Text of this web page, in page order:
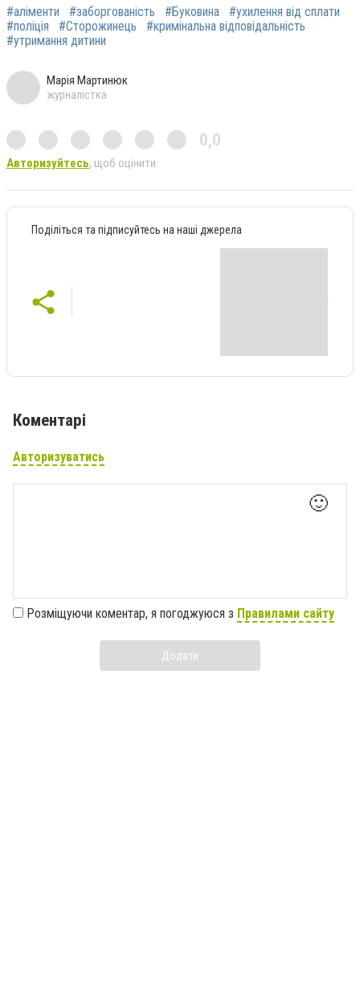
#аліменти #заборгованість #Буковина
#ухилення від сплати
#поліція
#Сторожинець
#кримінальна відповідальність
#утримання дитини
Марія Мартинюк
журналістка
0,0
Авторизуйтесь, щоб оцінити
Поділіться та підписуйтесь на наші джерела
Коментарі
Авторизуватись
🙂
Розміщуючи коментар, я погоджуюся з Правилами сайту
Додати